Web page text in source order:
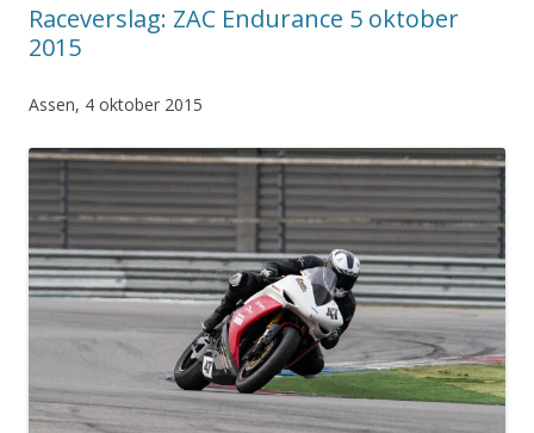
Raceverslag: ZAC Endurance 5 oktober
2015
Assen, 4 oktober 2015